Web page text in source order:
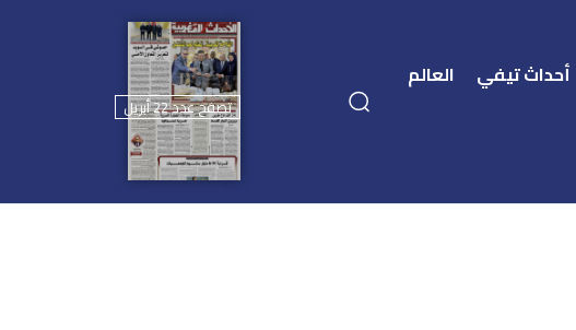
أحداث تيفي
العالم
تصفح عدد 22 أبريل